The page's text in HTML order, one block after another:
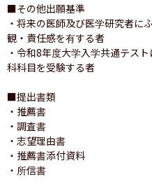
■その他出願基準
・将来の医師及び医学研究者に
観・責任感を有する者
・令和8年度大学入学共通テス
科科目を受験する者
■提出書類
・推薦書
・調査書
・志望理由書
・推薦書添付資料
・所信書